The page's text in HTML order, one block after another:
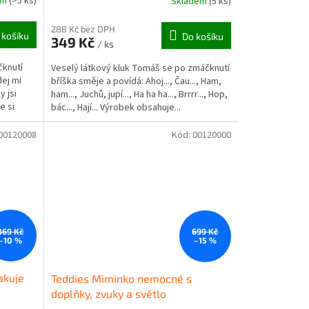
mi
jsi
si
288 Kč bez DPH
349 Kč / ks
Do košíku
Veselý látkový kluk Tomáš se po zmáčknutí
bříška směje a povídá: Ahoj..., Čau..., Ham,
ham..., Juchů, jupí..., Ha ha ha..., Brrrr..., Hop,
bác..., Hají... Výrobek obsahuje...
Kč
%
699 Kč
–15 %
Teddies Miminko nemocné s
doplňky, zvuky a světlo
Kód: 00120000